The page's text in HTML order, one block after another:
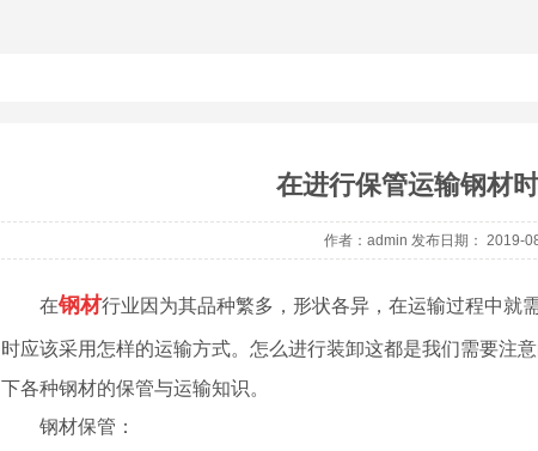
在进行保管运输钢材
作者：admin 发布日期： 2019-
在钢材行业因为其品种繁多，形状各异，在运输过程中就
时应该采用怎样的运输方式。怎么进行装卸这都是我们需要注
下各种钢材的保管与运输知识。
钢材保管：